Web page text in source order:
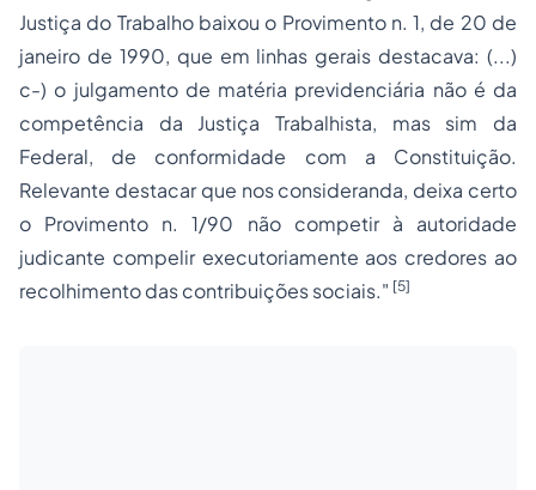
Justiça do Trabalho baixou o Provimento n. 1, de 20 de
janeiro de 1990, que em linhas gerais destacava: (...)
c-) o julgamento de matéria previdenciária não é da
competência da Justiça Trabalhista, mas sim da
Federal, de conformidade com a Constituição.
Relevante destacar que nosconsideranda, deixa certo
o Provimento n. 1/90 não competir à autoridade
judicante compelir executoriamente aos credores ao
recolhimento das contribuições sociais." [5]